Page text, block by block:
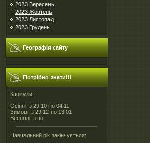
2023 Вересень
2023 Жовтень
2023 Листопад
2023 Грудень
Географія сайту
Потрібно знати!!!
Канікули:
Осінні: з 29.10 по 04.11
Зимові: з 29.12 по 13.01
Весняні: з по
Навчальний рік закінчується: